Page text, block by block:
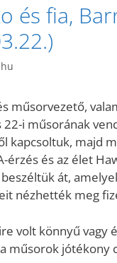
és fia,
műsorvezető,
i műsorának
kapcsoltuk, majd
és az élet
át,
nézhették meg
volt könnyű vagy
műsorok jótékony